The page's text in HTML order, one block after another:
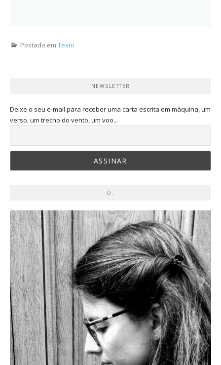
Postado em Texto
NEWSLETTER
Deixe o seu e-mail para receber uma carta escrita em máquina, um
verso, um trecho do vento, um voo...
D.